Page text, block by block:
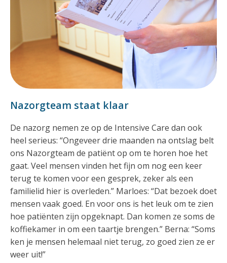
Nazorgteam staat klaar
De nazorg nemen ze op de Intensive Care dan ook
heel serieus: “Ongeveer drie maanden na ontslag belt
ons Nazorgteam de patiënt op om te horen hoe het
gaat. Veel mensen vinden het fijn om nog een keer
terug te komen voor een gesprek, zeker als een
familielid hier is overleden.” Marloes: “Dat bezoek doet
mensen vaak goed. En voor ons is het leuk om te zien
hoe patiënten zijn opgeknapt. Dan komen ze soms de
koffiekamer in om een taartje brengen.” Berna: “Soms
ken je mensen helemaal niet terug, zo goed zien ze er
weer uit!”